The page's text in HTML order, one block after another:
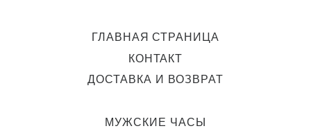
ГЛАВНАЯ СТРАНИЦА
КОНТАКТ
ДОСТАВКА И ВОЗВРАТ
МУЖСКИЕ ЧАСЫ